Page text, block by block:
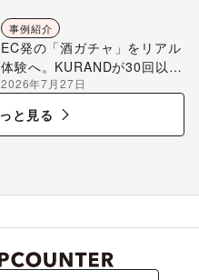
事例紹介
EC発の「酒ガチャ」をリアル
体験へ。KURANDが30回以上
のポップアップ出店で届け
る“新しいお酒との出会い”
2026年7月27日
と見る